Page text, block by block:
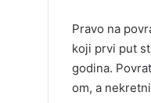
Pravo na
koji prvi put
godina.
om, a